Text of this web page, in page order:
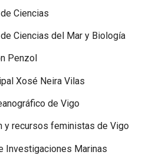
Ciencias
Ciencias del Mar y Biología
Penzol
Xosé Neira Vilas
de Vigo
y recursos feministas de Vigo
Investigaciones Marinas